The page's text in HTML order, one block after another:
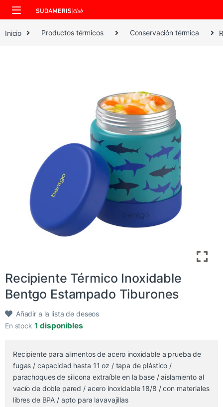
Skip to navigation
Skip to content
Inicio Productos térmicos Conservación térmica
Recipiente Térmico Inoxidable
Bentgo Estampado Tiburones
Añadir a la lista de deseos
En stock 1 disponibles
Recipiente para alimentos de acero inoxidable a prueba de
fugas / capacidad hasta 11 oz / tapa de plástico /
parachoques de silicona extraíble en la base / aislamiento al
vacío de doble pared / acero inoxidable 18/8 / con materiales
libres de BPA / apto para lavavajillas